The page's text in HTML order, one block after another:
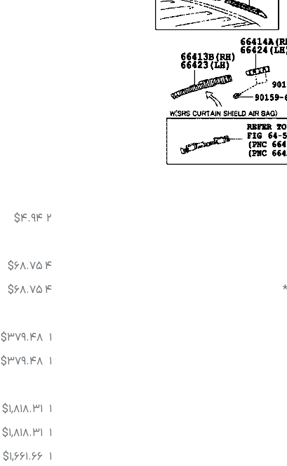
لوازم موتوری کرولا
لوازم موتوری لندکروزر
لوازم موتوری هایس
لوازم موتوری هایلوکس
لوازم موتوری یاریس
لوازم بدنه کرولا
لوازم بدنه لندکروزر
لوازم بدنه هایس
لوازم بدنه هایلوکس
لوازم الکتریکی و کامپیوتر FJCRUISER
2
$4.94
4
$68.75
4
$68.75
1
$379.48
1
$379.48
1
$1,818.31
1
$1,818.31
1
$1,661.66